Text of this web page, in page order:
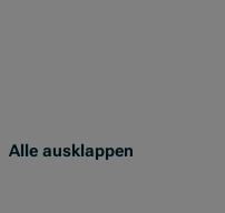
Alle ausklappen